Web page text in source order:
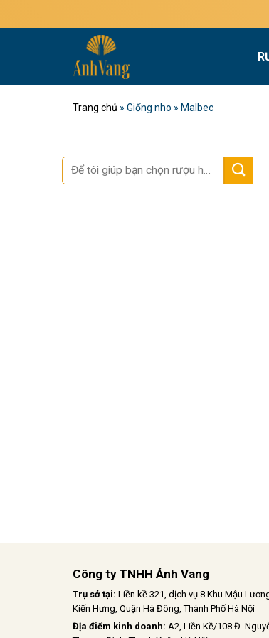
qua
Trang chủ » Giống nho » Malbec
Tìm
kiếm:
Công ty TNHH Ánh Vang
Trụ sở tại: Liền kề 321, dịch vụ 8 Khu Mậu
Kiến Hưng, Quận Hà Đông, Thành Phố Hà Nội
Địa điểm kinh doanh: A2, Liền Kề/108 Đ.